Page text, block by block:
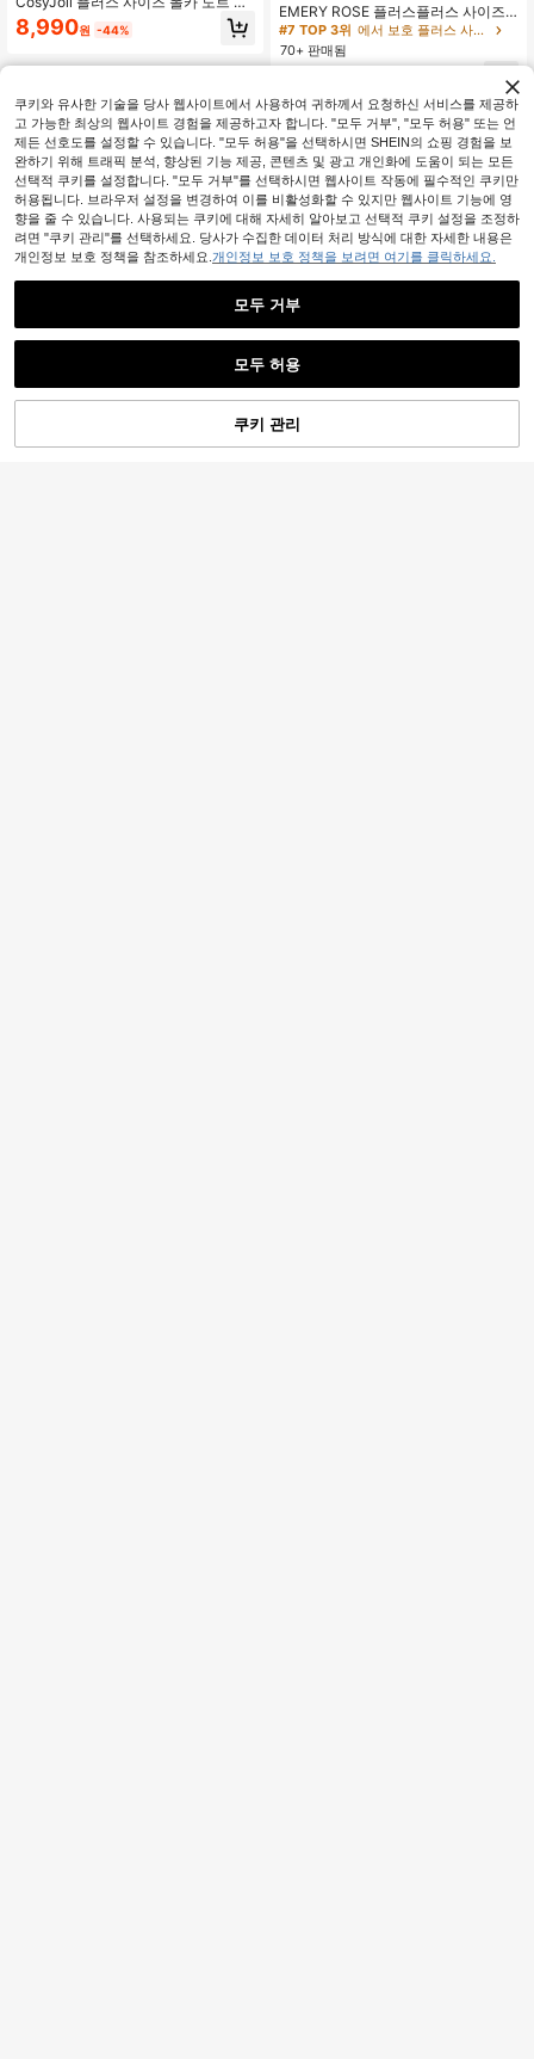
츠, 반팔 레이스 트림 블라우스, 캐주
얼 여성 의류
8,990원 -44%
EMERY ROSE 플러스플러스 사이즈
여성용 브이넥 싱글 브레스트 숏 퍼프
슬리브 우아한 자수 플로럴 블라우스
#7 TOP 3위
에서 보호 플러스 사이즈 탑
10+ 명 "무향"
#7 TOP 3위
에서 보호 플러스 사이즈 탑
10+ 명 "무향"
#7 TOP 3위
70+ 판매됨
51% 할인!
쿠키와 유사한 기술을 당사 웹사이트에서 사용하여 귀하께서 요청하신 서비스를 제공하
고 가능한 최상의 웹사이트 경험을 제공하고자 합니다. "모두 거부", "모두 허용" 또는 언
제든 선호도를 설정할 수 있습니다. "모두 허용"을 선택하시면 SHEIN의 쇼핑 경험을 보
완하기 위해 트래픽 분석, 향상된 기능 제공, 콘텐츠 및 광고 개인화에 도움이 되는 모든
선택적 쿠키를 설정합니다. "모두 거부"를 선택하시면 웹사이트 작동에 필수적인 쿠키만
허용됩니다. 브라우저 설정을 변경하여 이를 비활성화할 수 있지만 웹사이트 기능에 영
향을 줄 수 있습니다. 사용되는 쿠키에 대해 자세히 알아보고 선택적 쿠키 설정을 조정하
려면 "쿠키 관리"를 선택하세요. 당사가 수집한 데이터 처리 방식에 대한 자세한 내용은
개인정보 보호 정책을 참조하세요. 개인정보 보호 정책을 보려면 여기를 클릭하세요.
모두 거부
모두 허용
쿠키 관리